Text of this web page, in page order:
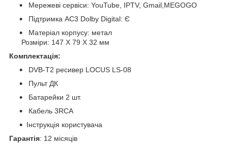
Мережеві сервіси: YouTube, IPTV, Gmail,MEGOGO
Підтримка АС3 Dolby Digital: Є
Матеріал корпусу: метал
Розміри: 147 Х 79 Х 32 мм
Комплектація:
DVB-T2 ресивер LOCUS LS-08
Пульт ДК
Батарейки 2 шт.
Кабель 3RCA
Інструкція користувача
Гарантія: 12 місяців